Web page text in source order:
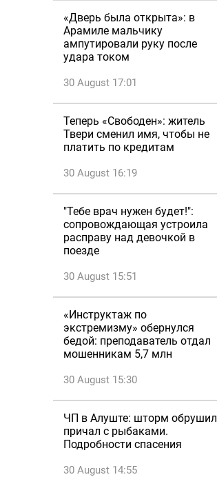
«Дверь была открыта»: в
Арамиле мальчику
ампутировали руку после
удара током
30 August 17:01
Теперь «Свободен»: житель
Твери сменил имя, чтобы не
платить по кредитам
30 August 16:19
"Тебе врач нужен будет!":
сопровождающая устроила
расправу над девочкой в
поезде
30 August 15:51
«Инструктаж по
экстремизму» обернулся
бедой: преподаватель отдал
мошенникам 5,7 млн
30 August 15:30
ЧП в Алуште: шторм обрушил
причал с рыбаками.
Подробности спасения
30 August 14:55